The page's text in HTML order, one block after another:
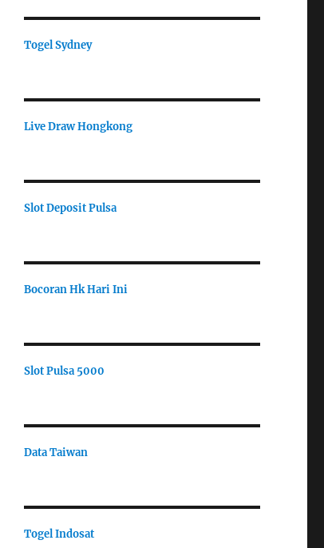
Togel Sydney
Live Draw Hongkong
Slot Deposit Pulsa
Bocoran Hk Hari Ini
Slot Pulsa 5000
Data Taiwan
Togel Indosat